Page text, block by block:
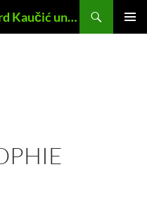
Philosophische Praxis Gerhard Kaučić und Anna Lydia Huber